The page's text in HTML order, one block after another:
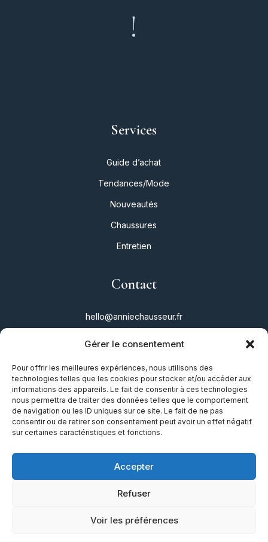
Gérer le consentement
Pour offrir les meilleures expériences, nous utilisons des
technologies telles que les cookies pour stocker et/ou accéder aux
informations des appareils. Le fait de consentir à ces technologies
nous permettra de traiter des données telles que le comportement
de navigation ou les ID uniques sur ce site. Le fait de ne pas
consentir ou de retirer son consentement peut avoir un effet négatif
sur certaines caractéristiques et fonctions.
Accepter
Refuser
Voir les préférences
!
Services
Guide d’achat
Tendances/Mode
Nouveautés
Chaussures
Entretien
Contact
hello@anniechausseur.fr
Instagram
Twitter
Facebook